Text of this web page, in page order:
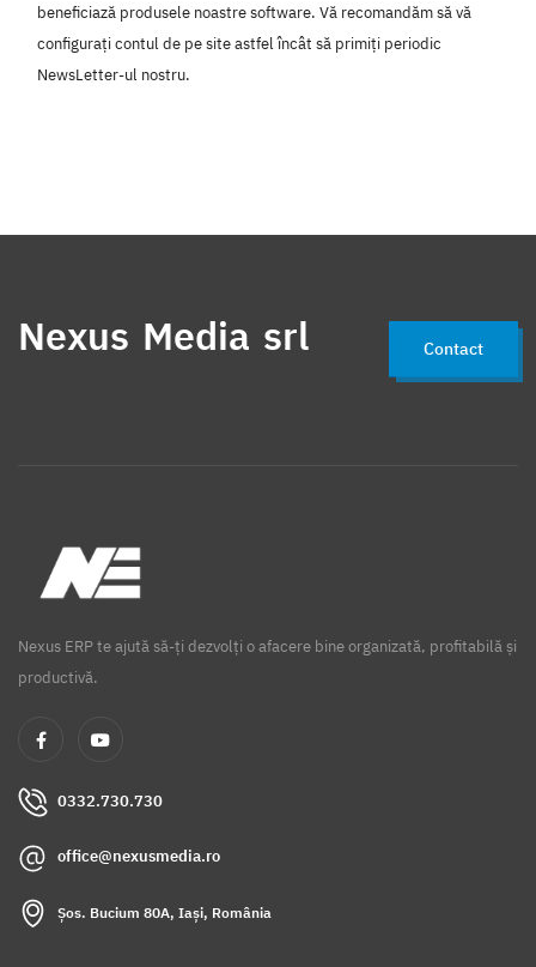
beneficiază produsele noastre software. Vă recomandăm să vă
configurați contul de pe site astfel încât să primiți periodic
NewsLetter-ul nostru.
Nexus Media srl Contact
Nexus ERP te ajută să-ți dezvolți o afacere bine organizată, profitabilă și
productivă.
0332.730.730
office@nexusmedia.ro
Șos. Bucium 80A, Iași, România